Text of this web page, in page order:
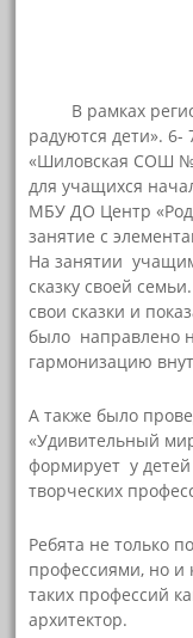
В рамках
радуются дети».
«Шиловская СОШ
для учащихся
МБУ ДО Центр
занятие с
На занятии
сказку своей
свои сказки и
было направлено
гармонизацию
А также было
«Удивительный
формирует у
творческих
Ребята не только
профессиями, но и
таких профессий
архитектор.